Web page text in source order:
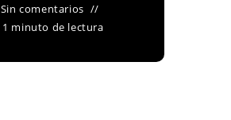
Sin comentarios
1 minuto de lectura